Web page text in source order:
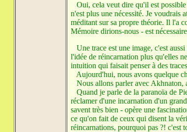
Oui, cela veut dire qu'il est possible
n'est plus une nécessité. Je voudrais
méditant sur sa propre théorie. Il l'a
Mémoire dirions-nous - est
Une trace est une image, c'est
l'idée de réincarnation plus qu'elles
intuition qui faisait penser à des
Aujourd'hui, nous avons quelque
Nous allons parler avec Akhnaton,
Quand je parle de la paranoïa de
réclamer d'une incarnation d'un
savent très bien - opère une
ce qu'on fait de ceux qui disent la
réincarnations, pourquoi pas ?! c'est